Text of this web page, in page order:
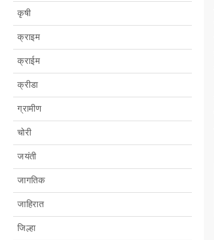
कृषी
क्राइम
क्राईम
क्रीडा
ग्रामीण
चोरी
जयंती
जागतिक
जाहिरात
जिल्हा